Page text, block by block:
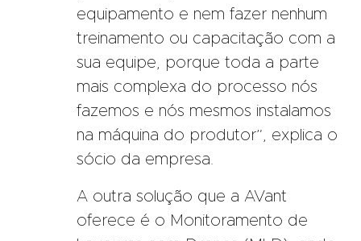
equipamento e nem fazer nenhum
treinamento ou capacitação com a
sua equipe, porque toda a parte
mais complexa do processo nós
fazemos e nós mesmos instalamos
na máquina do produtor”, explica o
sócio da empresa.
A outra solução que a AVant
oferece é o Monitoramento de